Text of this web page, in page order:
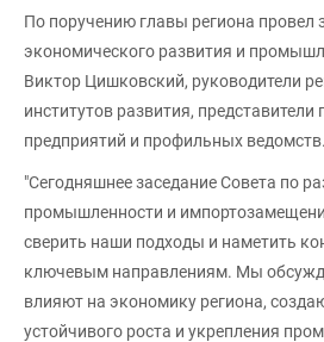
По поручению главы региона провел
экономического развития и
Виктор Цишковский, руководители
институтов развития,
предприятий и профильных ведомств.
"Сегодняшнее заседание Совета по
промышленности и
сверить наши подходы и наметить
ключевым направлениям. Мы
влияют на экономику региона,
устойчивого роста и укрепления